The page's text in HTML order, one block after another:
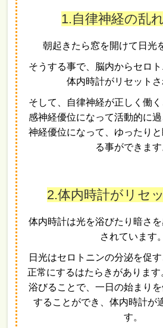
1.自律神経の乱
朝起きたら窓を開けて日光
そうする事で、脳内からセロト
体内時計がリセットさ
そして、自律神経が正しく働
感神経優位になって活動的に
神経優位になって、ゆったり
る事ができます
2.体内時計がリセ
体内時計は光を浴びたり暗さ
されています。
日光はセロトニンの分泌を促
正常にするはたらきがありま
浴びることで、一日の始まり
することができ、体内時計が
す。